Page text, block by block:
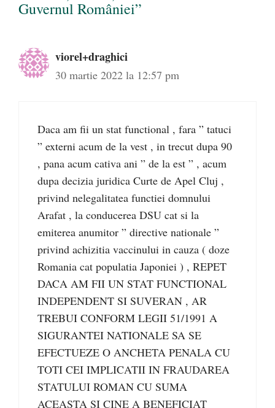
Guvernul României”
viorel+draghici
30 martie 2022 la 12:57 pm
Daca am fii un stat functional , fara ” tatuci
” externi acum de la vest , in trecut dupa 90
, pana acum cativa ani ” de la est ” , acum
dupa decizia juridica Curte de Apel Cluj ,
privind nelegalitatea functiei domnului
Arafat , la conducerea DSU cat si la
emiterea anumitor ” directive nationale ”
privind achizitia vaccinului in cauza ( doze
Romania cat populatia Japoniei ) , REPET
DACA AM FII UN STAT FUNCTIONAL
INDEPENDENT SI SUVERAN , AR
TREBUI CONFORM LEGII 51/1991 A
SIGURANTEI NATIONALE SA SE
EFECTUEZE O ANCHETA PENALA CU
TOTI CEI IMPLICATII IN FRAUDAREA
STATULUI ROMAN CU SUMA
ACEASTA SI CINE A BENEFICIAT